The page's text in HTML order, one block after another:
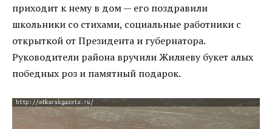
приходит к нему в дом — его поздравили
школьники со стихами, социальные работники с
открыткой от Президента и губернатора.
Руководители района вручили Жиляеву букет алых
победных роз и памятный подарок.